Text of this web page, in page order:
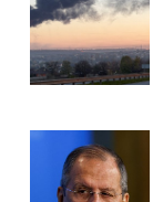
07.08.2026
07.08.2026